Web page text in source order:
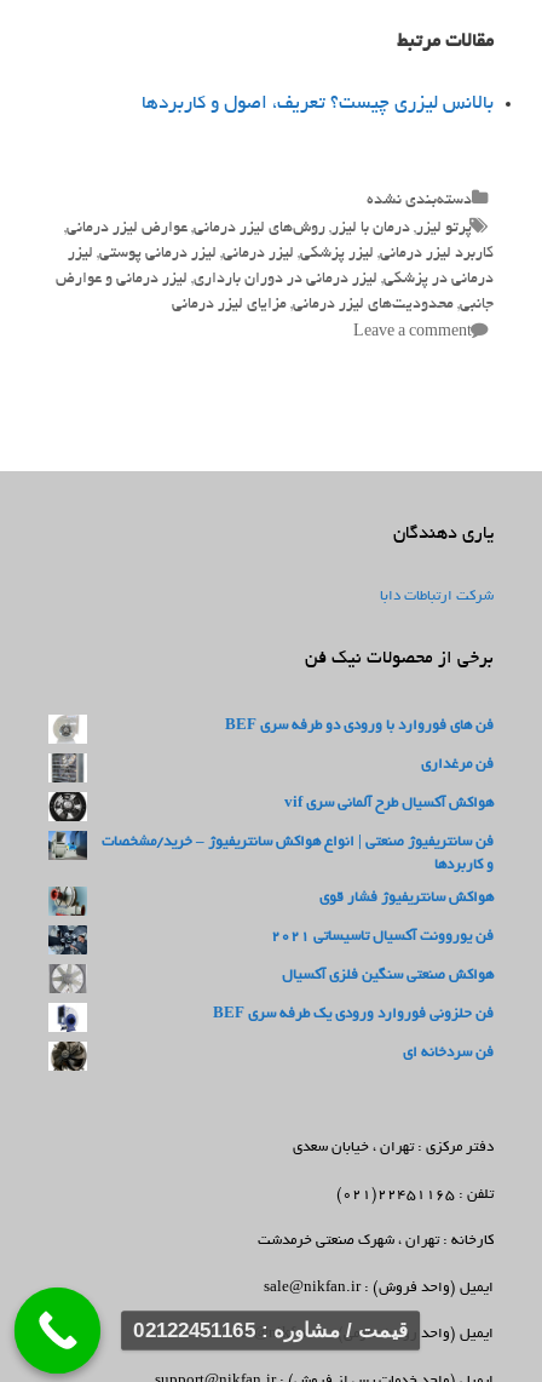
مقالات مرتبط
بالانس لیزری چیست؟ تعریف، اصول و کاربردها
Categories
دسته‌بندی نشده
Tags
پرتو لیزر, درمان با لیزر, روش‌های لیزر درمانی, عوارض لیزر درمانی,
کاربرد لیزر درمانی, لیزر پزشکی, لیزر درمانی, لیزر درمانی پوستی, لیزر
درمانی در پزشکی, لیزر درمانی در دوران بارداری, لیزر درمانی و عوارض
جانبی, محدودیت‌های لیزر درمانی, مزایای لیزر درمانی
Leave a comment
یاری دهندگان
شرکت ارتباطات دابا
برخی از محصولات نیک فن
فن های فوروارد با ورودی دو طرفه سری BEF
فن مرغداری
هواکش آکسیال طرح آلمانی سری vif
فن سانتریفیوژ صنعتی | انواع هواکش سانتریفیوژ – خرید/مشخصات
و کاربردها
هواکش سانتریفیوژ فشار قوی
فن یوروونت آکسیال تاسیساتی 2021
هواکش صنعتی سنگین فلزی آکسیال
فن حلزونی فوروارد ورودی یک طرفه سری BEF
فن سردخانه ای
دفتر مرکزی : تهران ، خیابان سعدی
تلفن : 22451165(021)
کارخانه : تهران ، شهرک صنعتی خرمدشت
ایمیل (واحد فروش) : sale@nikfan.ir
ایمیل (واحد روابط عمومی) : info@nikfan.ir
قیمت / مشاوره : 02122451165